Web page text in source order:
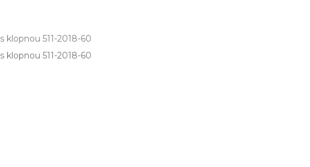
klopnou 511-2018-60
klopnou 511­-2018­-60